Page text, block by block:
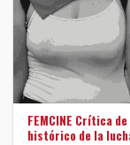
FEMCINE Crítica
histórico de la